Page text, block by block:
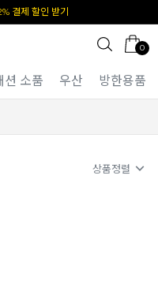
즉시 할인 쿠폰
0
션 소품 우산 방한용품
상품정렬